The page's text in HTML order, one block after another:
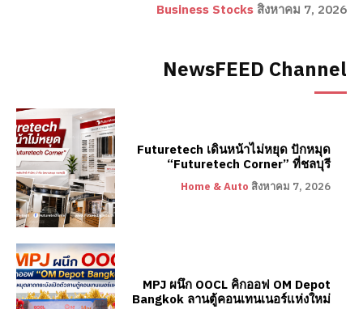
Business Stocks สิงหาคม 7, 2026
NewsFEED Channel
Futuretech เดินหน้าไม่หยุด ปักหมุด
“Futuretech Corner” ที่ชลบุรี
Home & Auto สิงหาคม 7, 2026
MPJ ผนึก OOCL คิกออฟ OM Depot
Bangkok ลานตู้คอนเทนเนอร์แห่งใหม่